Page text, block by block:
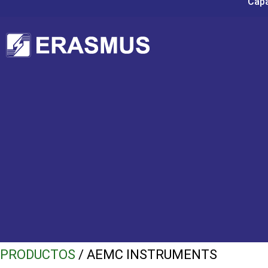
PRODUCTOS / AEMC INSTRUMENTS